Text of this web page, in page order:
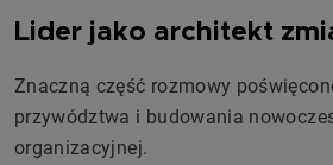
Lider jako architekt
Znaczną część rozmowy
przywództwa i budowania
organizacyjnej.